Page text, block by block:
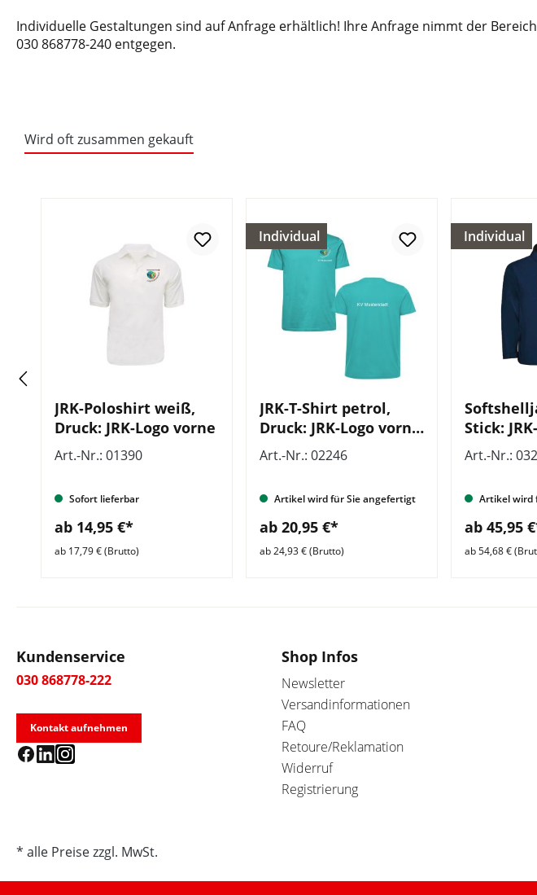
Individuelle Gestaltungen sind auf Anfrage erhältlich! Ihre Anfrage nimmt der
030 868778-240 entgegen.
Wird oft zusammen gekauft
JRK-Poloshirt weiß,
Druck: JRK-Logo vorne
Art.-Nr.: 01390
Sofort lieferbar
ab 14,95 €*
ab 17,79 € (Brutto)
Individual
JRK-T-Shirt petrol,
Druck: JRK-Logo vorne
und Zusatzzeile vorn
und hinten
Art.-Nr.: 02246
Artikel wird für Sie angefertigt
ab 20,95 €*
ab 24,93 € (Brutto)
Individual
Stick:
mit
Art.-Nr.:
Artikel wird
ab 45,95
ab 54,68 €
Kundenservice
030 868778-222
Kontakt aufnehmen
Shop Infos
Newsletter
Versandinformationen
FAQ
Retoure/Reklamation
Widerruf
Registrierung
* alle Preise zzgl. MwSt.